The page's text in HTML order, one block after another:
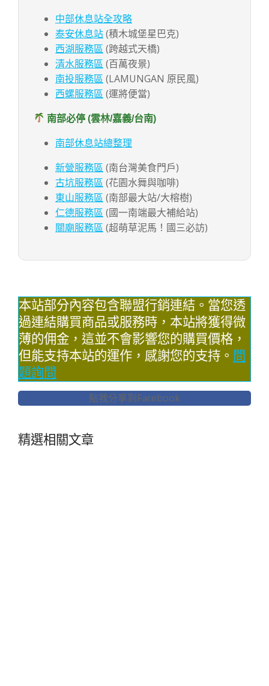
中部休息站全攻略
泰安休息站(積木城堡星巴克)
西湖服務區 (跨越式天橋)
清水服務區 (百萬夜景)
南投服務區 (LAMUNGAN 原民風)
西螺服務區 (運將便當)
南部必停 (雲林/嘉義/台南)
南部休息站總整理
新營服務區 (南台灣美食門戶)
古坑服務區 (花園水舞與咖啡)
東山服務區 (南部最大站/大榕樹)
仁德服務區 (國一南端最大補給站)
關廟服務區 (超萌草泥馬！國三必訪)
本站部分內容包含聯盟行銷連結。當您透
過連結購買商品或服務時，本站將獲得微
薄的佣金，這並不會影響您的購買價格，
但能支持本站的運作，感謝您的支持。 問
題詢問
點我分享到Facebook
精選相關文章